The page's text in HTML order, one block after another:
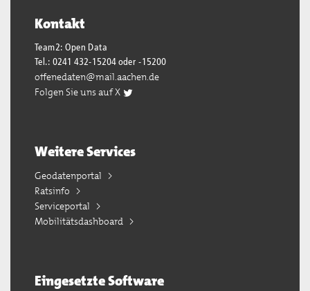
Kontakt
Team2: Open Data
Tel.: 0241 432-15204 oder -15200
offenedaten@mail.aachen.de
Folgen Sie uns auf X
Weitere Services
Geodatenportal
Ratsinfo
Serviceportal
Mobilitätsdashboard
Eingesetzte Software